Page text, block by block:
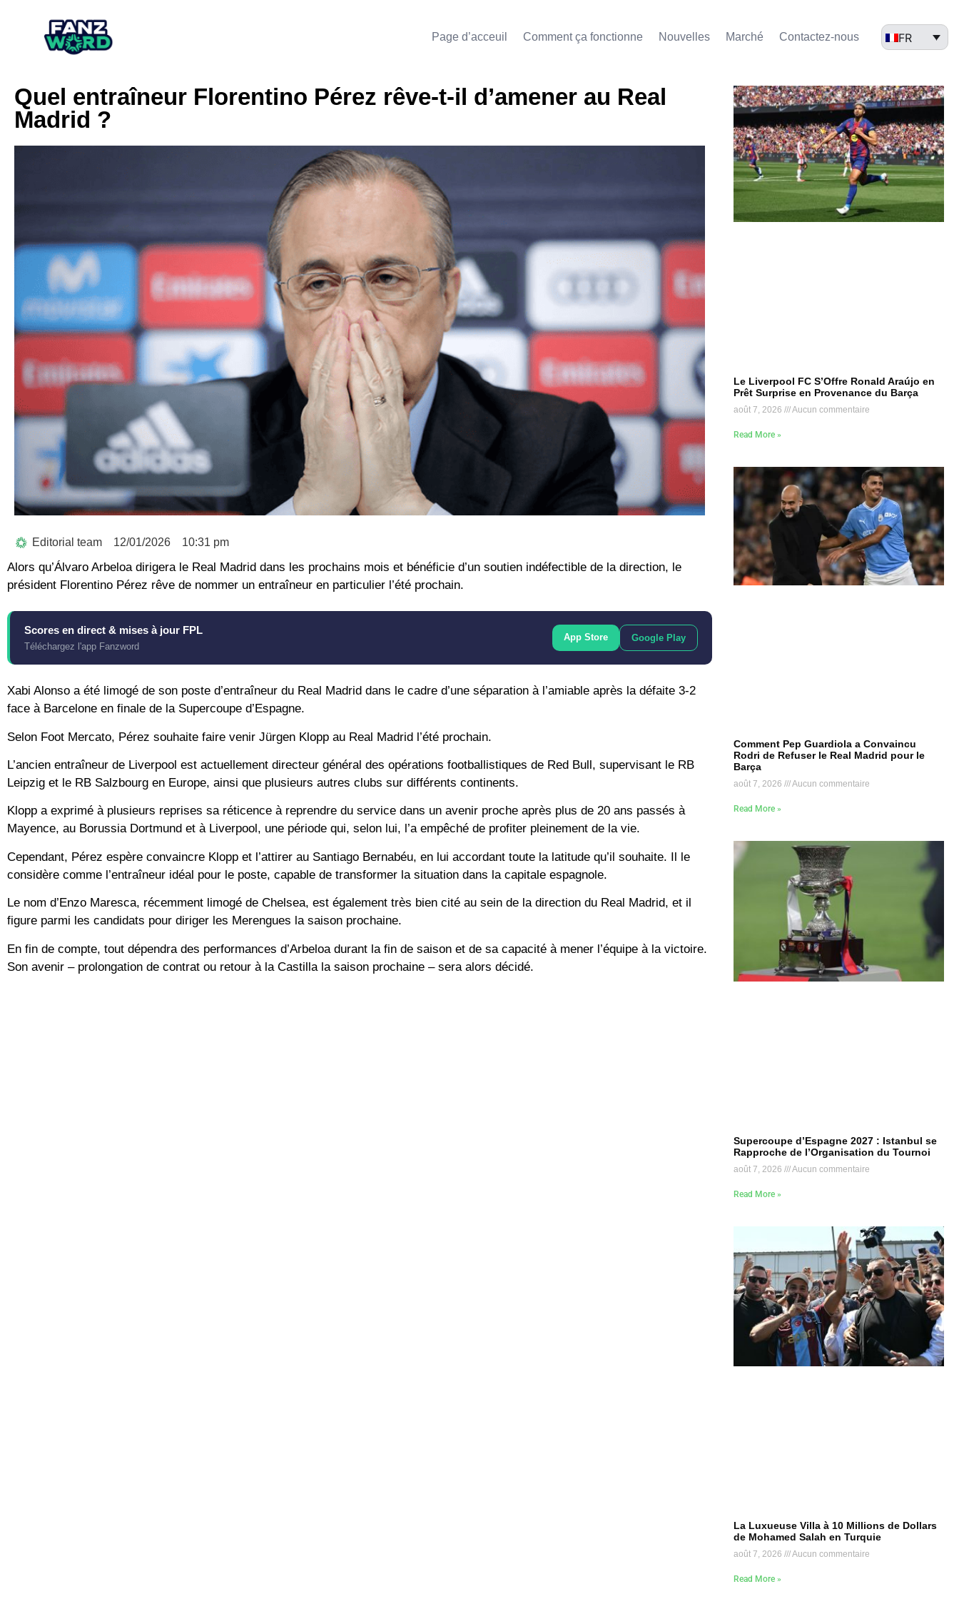
Page d’acceuil Comment ça fonctionne Nouvelles Marché​ Contactez-nous FR
Quel entraîneur Florentino Pérez rêve-t-il d’amener au Real
Madrid ?
Editorial team 12/01/2026 10:31 pm
Alors qu’Álvaro Arbeloa dirigera le Real Madrid dans les prochains mois et bénéficie d’un soutien indéfectible de la direction, le
président Florentino Pérez rêve de nommer un entraîneur en particulier l’été prochain.
Scores en direct & mises à jour FPL
Téléchargez l'app Fanzword
App Store Google Play
Xabi Alonso a été limogé de son poste d’entraîneur du Real Madrid dans le cadre d’une séparation à l’amiable après la défaite 3-2
face à Barcelone en finale de la Supercoupe d’Espagne.
Selon Foot Mercato, Pérez souhaite faire venir Jürgen Klopp au Real Madrid l’été prochain.
L’ancien entraîneur de Liverpool est actuellement directeur général des opérations footballistiques de Red Bull, supervisant le RB
Leipzig et le RB Salzbourg en Europe, ainsi que plusieurs autres clubs sur différents continents.
Klopp a exprimé à plusieurs reprises sa réticence à reprendre du service dans un avenir proche après plus de 20 ans passés à
Mayence, au Borussia Dortmund et à Liverpool, une période qui, selon lui, l’a empêché de profiter pleinement de la vie.
Cependant, Pérez espère convaincre Klopp et l’attirer au Santiago Bernabéu, en lui accordant toute la latitude qu’il souhaite. Il le
considère comme l’entraîneur idéal pour le poste, capable de transformer la situation dans la capitale espagnole.
Le nom d’Enzo Maresca, récemment limogé de Chelsea, est également très bien cité au sein de la direction du Real Madrid, et il
figure parmi les candidats pour diriger les Merengues la saison prochaine.
En fin de compte, tout dépendra des performances d’Arbeloa durant la fin de saison et de sa capacité à mener l’équipe à la victoire.
Son avenir – prolongation de contrat ou retour à la Castilla la saison prochaine – sera alors décidé.
Le Liverpool FC S’Offre Ronald Araújo en
Prêt Surprise en Provenance du Barça
août 7, 2026 Aucun commentaire
Read More »
Comment Pep Guardiola a Convaincu
Rodri de Refuser le Real Madrid pour le
Barça
août 7, 2026 Aucun commentaire
Read More »
Supercoupe d’Espagne 2027 : Istanbul se
Rapproche de l’Organisation du Tournoi
août 7, 2026 Aucun commentaire
Read More »
La Luxueuse Villa à 10 Millions de Dollars
de Mohamed Salah en Turquie
août 7, 2026 Aucun commentaire
Read More »